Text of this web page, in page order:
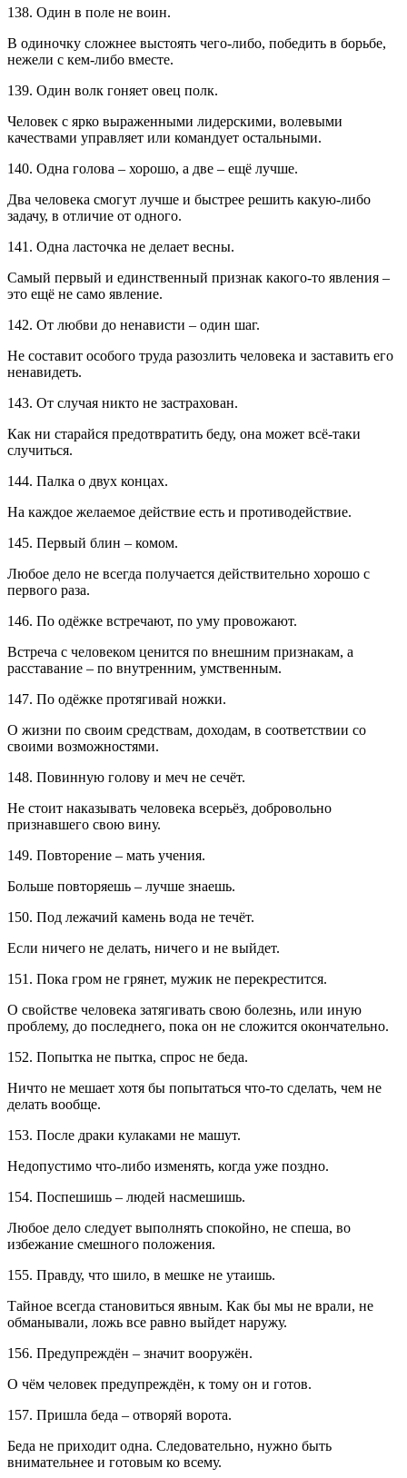
138. Один в поле не воин.
В одиночку сложнее выстоять чего-либо, победить в борьбе,
нежели с кем-либо вместе.
139. Один волк гоняет овец полк.
Человек с ярко выраженными лидерскими, волевыми
качествами управляет или командует остальными.
140. Одна голова – хорошо, а две – ещё лучше.
Два человека смогут лучше и быстрее решить какую-либо
задачу, в отличие от одного.
141. Одна ласточка не делает весны.
Самый первый и единственный признак какого-то явления –
это ещё не само явление.
142. От любви до ненависти – один шаг.
Не составит особого труда разозлить человека и заставить его
ненавидеть.
143. От случая никто не застрахован.
Как ни старайся предотвратить беду, она может всё-таки
случиться.
144. Палка о двух концах.
На каждое желаемое действие есть и противодействие.
145. Первый блин – комом.
Любое дело не всегда получается действительно хорошо с
первого раза.
146. По одёжке встречают, по уму провожают.
Встреча с человеком ценится по внешним признакам, а
расставание – по внутренним, умственным.
147. По одёжке протягивай ножки.
О жизни по своим средствам, доходам, в соответствии со
своими возможностями.
148. Повинную голову и меч не сечёт.
Не стоит наказывать человека всерьёз, добровольно
признавшего свою вину.
149. Повторение – мать учения.
Больше повторяешь – лучше знаешь.
150. Под лежачий камень вода не течёт.
Если ничего не делать, ничего и не выйдет.
151. Пока гром не грянет, мужик не перекрестится.
О свойстве человека затягивать свою болезнь, или иную
проблему, до последнего, пока он не сложится окончательно.
152. Попытка не пытка, спрос не беда.
Ничто не мешает хотя бы попытаться что-то сделать, чем не
делать вообще.
153. После драки кулаками не машут.
Недопустимо что-либо изменять, когда уже поздно.
154. Поспешишь – людей насмешишь.
Любое дело следует выполнять спокойно, не спеша, во
избежание смешного положения.
155. Правду, что шило, в мешке не утаишь.
Тайное всегда становиться явным. Как бы мы не врали, не
обманывали, ложь все равно выйдет наружу.
156. Предупреждён – значит вооружён.
О чём человек предупреждён, к тому он и готов.
157. Пришла беда – отворяй ворота.
Беда не приходит одна. Следовательно, нужно быть
внимательнее и готовым ко всему.